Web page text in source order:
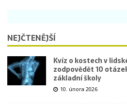
NEJČTENĚJŠÍ
Kvíz o kostech v
zodpovědět 10
základní školy
10. února 2026